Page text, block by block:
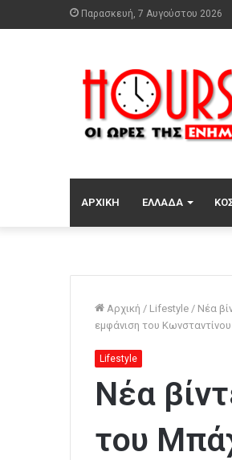
Παρασκευή, 7 Αυγούστου 2026
ΑΡΧΙΚΉ ΕΛΛΆΔΑ
Αρχική / Lifestyle / Νέα
εμφάνιση του
Lifestyle
Νέα
του